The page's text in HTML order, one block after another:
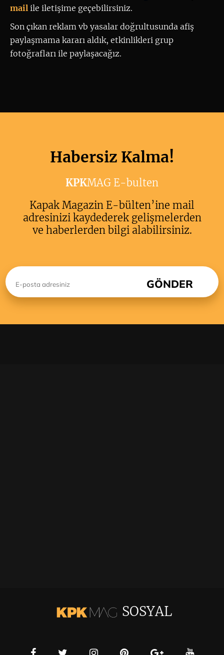
mail ile iletişime geçebilirsiniz.
Son çıkan reklam vb yasalar doğrultusunda afiş
paylaşmama kararı aldık, etkinlikleri grup
fotoğrafları ile paylaşacağız.
Habersiz Kalma!
KPKMAG E-bulten
Kapak Magazin E-bülten’ine mail
adresinizi kaydederek gelişmelerden
ve haberlerden bilgi alabilirsiniz.
SOSYAL